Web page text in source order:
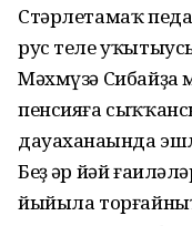
Стәрлетамаҡ
рус теле
Мәхмүзә
пенсияға
дауаханаһында
Беҙ һәр йәй
йыйыла